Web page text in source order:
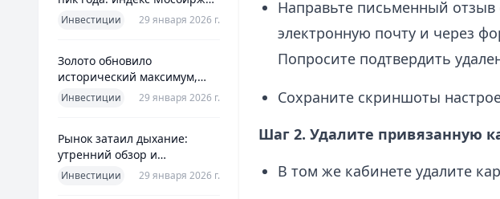
на новом максимуме 2026-го
Инвестиции 29 января 2026 г.
Золото обновило
исторический максимум,
превысив планку в $5600 за
Инвестиции 29 января 2026 г.
Рынок затаил дыхание:
утренний обзор и
ориентиры для инвесторов
Инвестиции 29 января 2026 г.
Направьте письменный отзыв
электронную почту и через
Попросите подтвердить
Сохраните скриншоты
Шаг 2. Удалите привязанную
В том же кабинете удалите